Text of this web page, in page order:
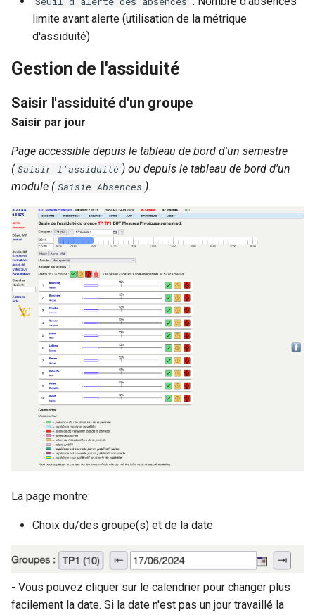
limite avant alerte (utilisation de la métrique
d'assiduité)
Gestion de l'assiduité
Saisir l'assiduité d'un groupe
Saisir par jour
Page accessible depuis le tableau de bord d'un semestre
( Saisir l'assiduité ) ou depuis le tableau de bord d'un
module ( Saisie Absences ).
La page montre:
Choix du/des groupe(s) et de la date
- Vous pouvez cliquer sur le calendrier pour changer plus
facilement la date. Si la date n'est pas un jour travaillé la